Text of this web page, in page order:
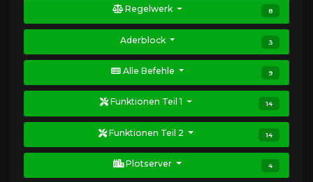
Regelwerk 8
Aderblock 3
Alle Befehle 9
Funktionen Teil 1 14
Funktionen Teil 2 14
Plotserver 4